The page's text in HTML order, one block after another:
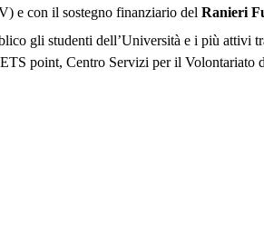
e con il sostegno finanziario del Ranieri
gli studenti dell’Università e i più
point, Centro Servizi per il